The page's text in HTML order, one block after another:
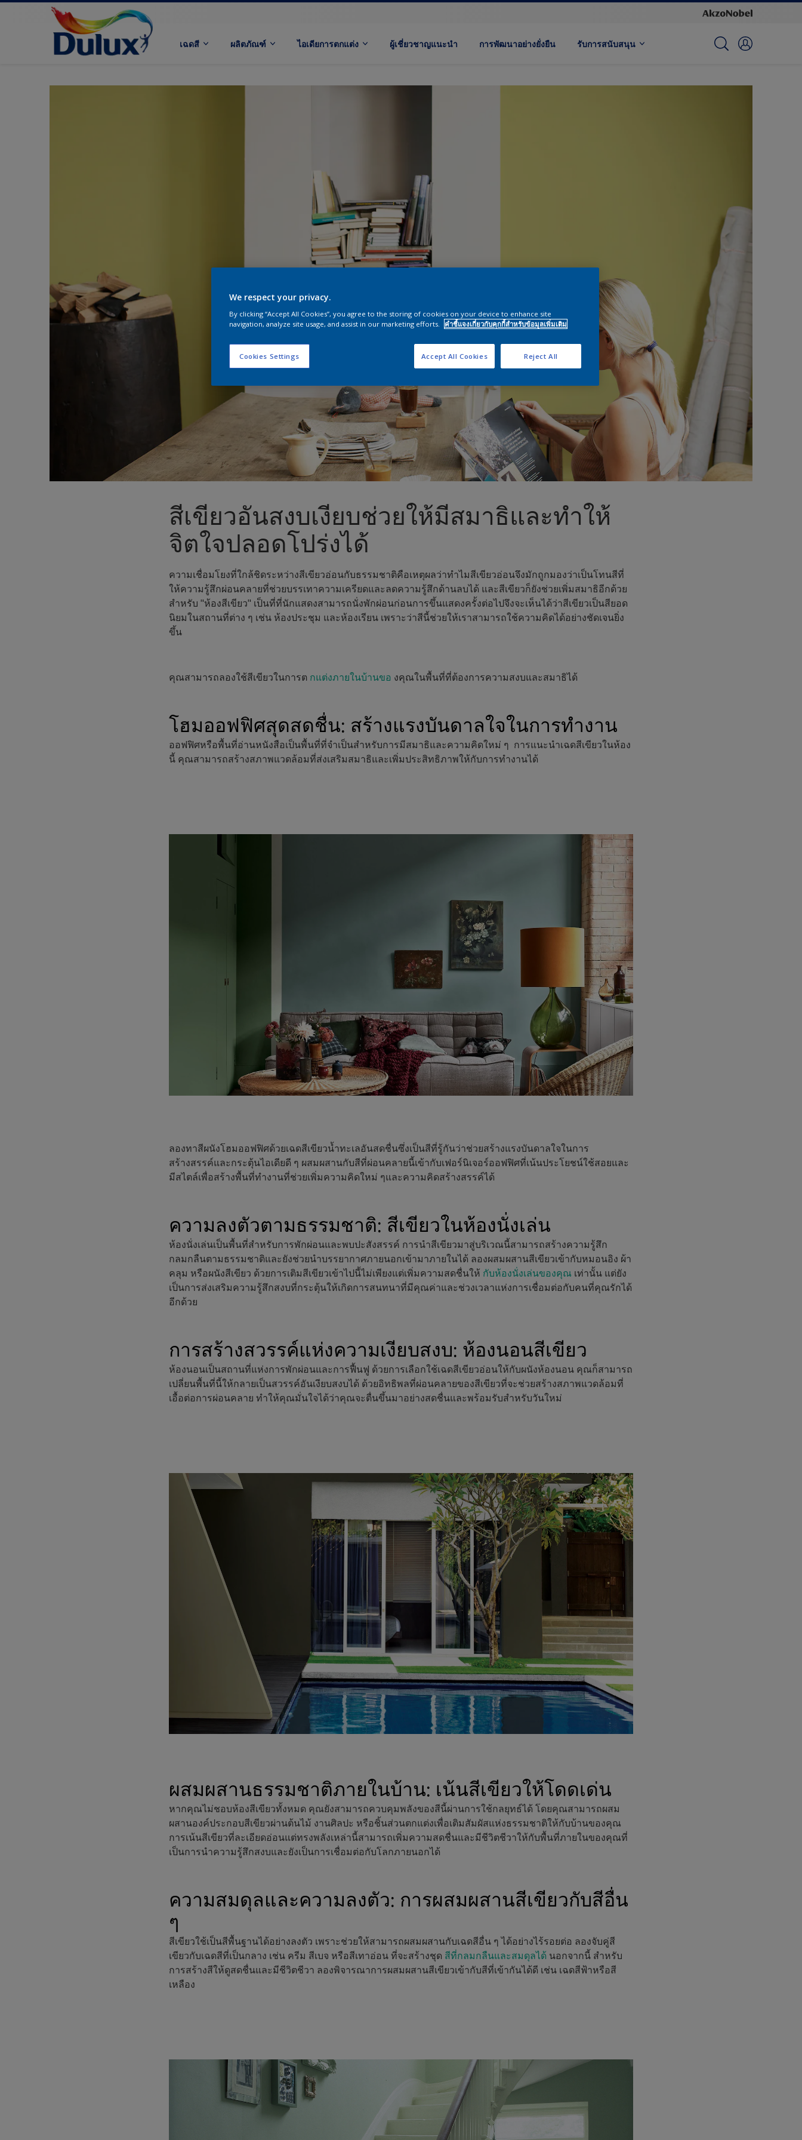
เฉดสี ผลิตภัณฑ์ ไอเดียการตกแต่ง ผู้เชี่ยวชาญแนะนำ การพัฒนาอย่างยั่งยืน รับการสนับสนุน
สีเขียวอันสงบเงียบช่วยให้มีสมาธิและทำให้
จิตใจปลอดโปร่งได้
ความเชื่อมโยงที่ใกล้ชิดระหว่างสีเขียวอ่อนกับธรรมชาติคือเหตุผลว่าทำไมสีเขียวอ่อนจึงมักถูกมองว่าเป็นโทนสีที่
ให้ความรู้สึกผ่อนคลายที่ช่วยบรรเทาความเครียดและลดความรู้สึกด้านลบได้ และสีเขียวก็ยังช่วยเพิ่มสมาธิอีกด้วย
สำหรับ "ห้องสีเขียว" เป็นที่ที่นักแสดงสามารถนั่งพักผ่อนก่อนการขึ้นแสดงครั้งต่อไปจึงจะเห็นได้ว่าสีเขียวเป็นสียอด
นิยมในสถานที่ต่าง ๆ เช่น ห้องประชุม และห้องเรียน เพราะว่าสีนี้ช่วยให้เราสามารถใช้ความคิดได้อย่างชัดเจนยิ่ง
ขึ้น
คุณสามารถลองใช้สีเขียวในการต กแต่งภายในบ้านขอ งคุณในพื้นที่ที่ต้องการความสงบและสมาธิได้
โฮมออฟฟิศสุดสดชื่น: สร้างแรงบันดาลใจในการทำงาน
ออฟฟิศหรือพื้นที่อ่านหนังสือเป็นพื้นที่ที่จำเป็นสำหรับการมีสมาธิและความคิดใหม่ ๆ การแนะนำเฉดสีเขียวในห้อง
นี้ คุณสามารถสร้างสภาพแวดล้อมที่ส่งเสริมสมาธิและเพิ่มประสิทธิภาพให้กับการทำงานได้
ลองทาสีผนังโฮมออฟฟิศด้วยเฉดสีเขียวน้ำทะเลอันสดชื่นซึ่งเป็นสีที่รู้กันว่าช่วยสร้างแรงบันดาลใจในการ
สร้างสรรค์และกระตุ้นไอเดียดี ๆ ผสมผสานกับสีที่ผ่อนคลายนี้เข้ากับเฟอร์นิเจอร์ออฟฟิศที่เน้นประโยชน์ใช้สอยและ
มีสไตล์เพื่อสร้างพื้นที่ทำงานที่ช่วยเพิ่มความคิดใหม่ ๆและความคิดสร้างสรรค์ได้
ความลงตัวตามธรรมชาติ: สีเขียวในห้องนั่งเล่น
ห้องนั่งเล่นเป็นพื้นที่สำหรับการพักผ่อนและพบปะสังสรรค์ การนำสีเขียวมาสู่บริเวณนี้สามารถสร้างความรู้สึก
กลมกลืนตามธรรมชาติและยังช่วยนำบรรยากาศภายนอกเข้ามาภายในได้ ลองผสมผสานสีเขียวเข้ากับหมอนอิง ผ้า
คลุม หรือผนังสีเขียว ด้วยการเติมสีเขียวเข้าไปนี้ไม่เพียงแต่เพิ่มความสดชื่นให้ กับห้องนั่งเล่นของคุณ เท่านั้น แต่ยัง
เป็นการส่งเสริมความรู้สึกสงบที่กระตุ้นให้เกิดการสนทนาที่มีคุณค่าและช่วงเวลาแห่งการเชื่อมต่อกับคนที่คุณรักได้
อีกด้วย
การสร้างสวรรค์แห่งความเงียบสงบ: ห้องนอนสีเขียว
ห้องนอนเป็นสถานที่แห่งการพักผ่อนและการฟื้นฟู ด้วยการเลือกใช้เฉดสีเขียวอ่อนให้กับผนังห้องนอน คุณก็สามารถ
เปลี่ยนพื้นที่นี้ให้กลายเป็นสวรรค์อันเงียบสงบได้ ด้วยอิทธิพลที่ผ่อนคลายของสีเขียวที่จะช่วยสร้างสภาพแวดล้อมที่
เอื้อต่อการผ่อนคลาย ทำให้คุณมั่นใจได้ว่าคุณจะตื่นขึ้นมาอย่างสดชื่นและพร้อมรับสำหรับวันใหม่
ผสมผสานธรรมชาติภายในบ้าน: เน้นสีเขียวให้โดดเด่น
หากคุณไม่ชอบห้องสีเขียวทั้งหมด คุณยังสามารถควบคุมพลังของสีนี้ผ่านการใช้กลยุทธ์ได้ โดยคุณสามารถผสม
ผสานองค์ประกอบสีเขียวผ่านต้นไม้ งานศิลปะ หรือชิ้นส่วนตกแต่งเพื่อเติมสัมผัสแห่งธรรมชาติให้กับบ้านของคุณ
การเน้นสีเขียวที่ละเอียดอ่อนแต่ทรงพลังเหล่านี้สามารถเพิ่มความสดชื่นและมีชีวิตชีวาให้กับพื้นที่ภายในของคุณที่
เป็นการนำความรู้สึกสงบและยังเป็นการเชื่อมต่อกับโลกภายนอกได้
ความสมดุลและความลงตัว: การผสมผสานสีเขียวกับสีอื่น
ๆ
สีเขียวใช้เป็นสีพื้นฐานได้อย่างลงตัว เพราะช่วยให้สามารถผสมผสานกับเฉดสีอื่น ๆ ได้อย่างไร้รอยต่อ ลองจับคู่สี
เขียวกับเฉดสีที่เป็นกลาง เช่น ครีม สีเบจ หรือสีเทาอ่อน ที่จะสร้างชุด สีที่กลมกลืนและสมดุลได้ นอกจากนี้ สำหรับ
การสร้างสีให้ดูสดชื่นและมีชีวิตชีวา ลองพิจารณาการผสมผสานสีเขียวเข้ากับสีที่เข้ากันได้ดี เช่น เฉดสีฟ้าหรือสี
เหลือง
We respect your privacy.
By clicking “Accept All Cookies”, you agree to the storing of cookies on your device to enhance site
navigation, analyze site usage, and assist in our marketing efforts.
คำชี้แจงเกี่ยวกับคุกกี้สำหรับข้อมูลเพิ่มเติม
Cookies Settings Reject All
Accept All Cookies